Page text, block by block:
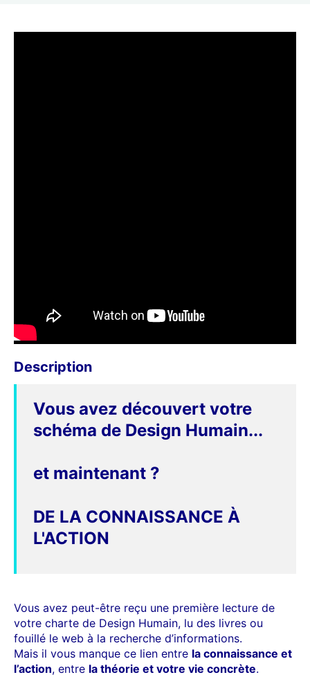
Description
Vous avez découvert votre
schéma de Design Humain...
et maintenant ?
DE LA CONNAISSANCE À
L'ACTION
Vous avez peut-être reçu une première lecture de
votre charte de Design Humain, lu des livres ou
fouillé le web à la recherche d’informations.
Mais il vous manque ce lien entre la connaissance et
l’action, entre la théorie et votre vie concrète.